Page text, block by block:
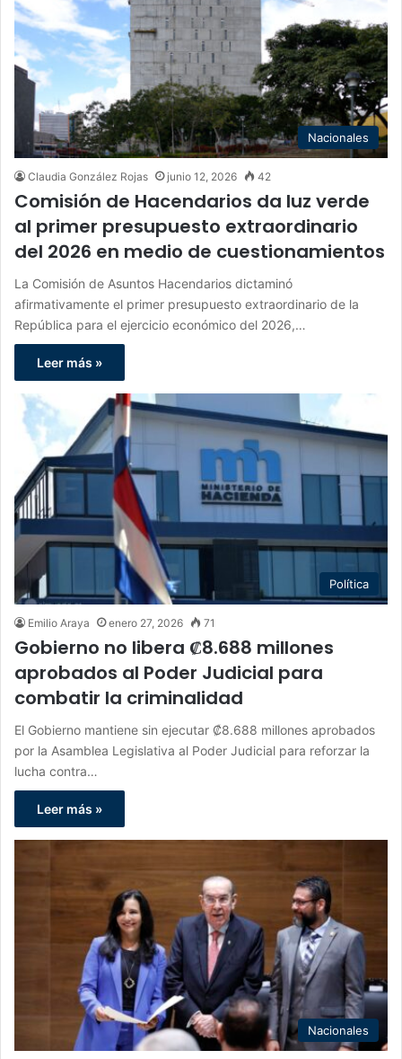
Nacionales
Claudia González Rojas junio 12, 2026 42
Comisión de Hacendarios da luz verde
al primer presupuesto extraordinario
del 2026 en medio de cuestionamientos
La Comisión de Asuntos Hacendarios dictaminó
afirmativamente el primer presupuesto extraordinario de la
República para el ejercicio económico del 2026,…
Leer más »
Política
Emilio Araya enero 27, 2026 71
Gobierno no libera ₡8.688 millones
aprobados al Poder Judicial para
combatir la criminalidad
El Gobierno mantiene sin ejecutar ₡8.688 millones aprobados
por la Asamblea Legislativa al Poder Judicial para reforzar la
lucha contra…
Leer más »
Nacionales